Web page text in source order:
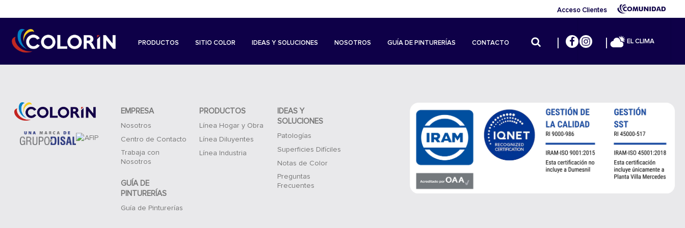
Acceso Clientes
PRODUCTOS SITIO COLOR IDEAS Y SOLUCIONES NOSOTROS GUÍA DE PINTURERÍAS CONTACTO EL CLIMA
EMPRESA
Nosotros
Centro de Contacto
Trabaja con
Nosotros
GUÍA DE
PINTURERÍAS
Guía de Pinturerías
PRODUCTOS
Línea Hogar y Obra
Línea Diluyentes
Línea Industria
IDEAS Y
SOLUCIONES
Patologías
Superficies Difíciles
Notas de Color
Preguntas
Frecuentes